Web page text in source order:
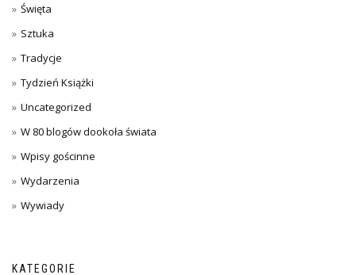
Święta
Sztuka
Tradycje
Tydzień Książki
Uncategorized
W 80 blogów dookoła świata
Wpisy gościnne
Wydarzenia
Wywiady
KATEGORIE